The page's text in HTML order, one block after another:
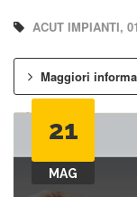
ACUT IMPIANTI,
Maggiori
21
MAG